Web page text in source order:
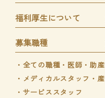
福利厚生について
募集職種
・全ての職種・医師 ・助
・メディカルスタッフ ・
・サービススタッフ